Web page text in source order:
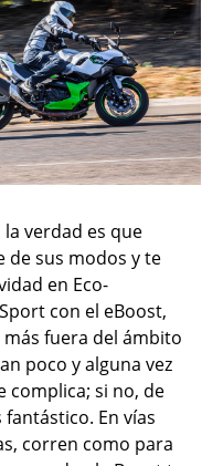
verdad es que
de sus modos y te
en Eco-
con el eBoost,
fuera del ámbito
poco y alguna vez
complica; si no, de
En vías
corren como para